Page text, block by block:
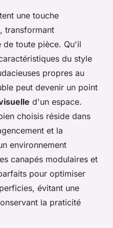
une touche
transformant
de toute pièce. Qu'il
du style
propres au
peut devenir un point
d'un espace.
choisis réside dans
et la
environnement
canapés modulaires et
pour optimiser
évitant une
la praticité